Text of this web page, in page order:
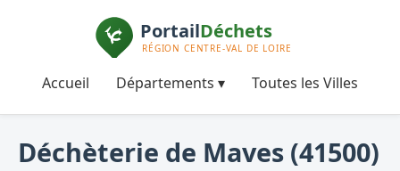
Accueil Départements ▾ Toutes les Villes
Déchèterie de Maves (41500)